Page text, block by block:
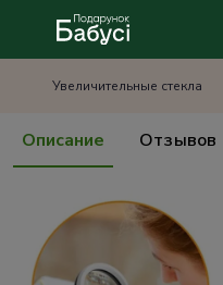
Увеличительные стекла
Описание Отзывов